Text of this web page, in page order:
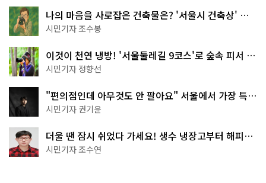
나의 마음을 사로잡은 건축물은? '서울시 건축상' 수
상작 공개!
시민기자 조수봉
이것이 천연 냉방! '서울둘레길 9코스'로 숲속 피서 떠
나볼까
시민기자 정향선
"편의점인데 아무것도 안 팔아요" 서울에서 가장 특별
한 편의점의 정체
시민기자 권기윤
더울 땐 잠시 쉬었다 가세요! 생수 냉장고부터 해피소
·무더위쉼터까지
시민기자 조수연